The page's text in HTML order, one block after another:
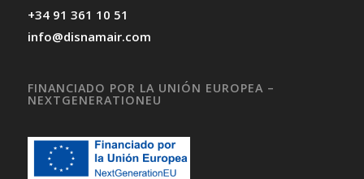
+34 91 361 10 51
info@disnamair.com
FINANCIADO POR LA UNIÓN EUROPEA –
NEXTGENERATIONEU